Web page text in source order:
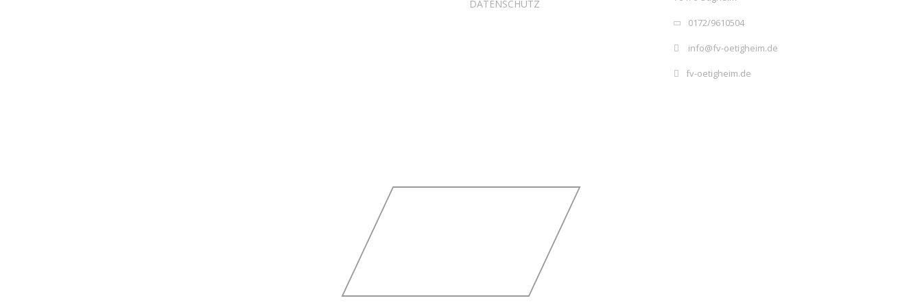
DATENSCHUTZ
0172/9610504
info@fv-oetigheim.de
fv-oetigheim.de